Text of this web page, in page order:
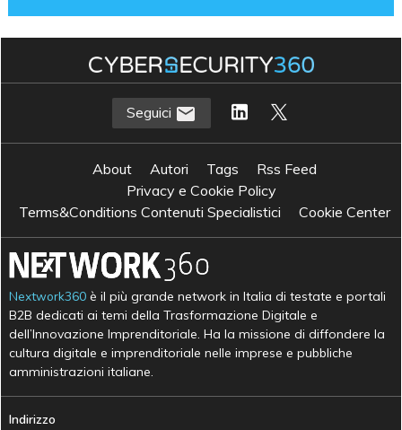
Seguici
About Autori Tags
Rss Feed
Privacy e Cookie Policy
Terms&Conditions Contenuti Specialistici
Cookie Center
Nextwork360 è il più grande network in Italia di testate e portali
B2B dedicati ai temi della Trasformazione Digitale e
dell’Innovazione Imprenditoriale. Ha la missione di diffondere la
cultura digitale e imprenditoriale nelle imprese e pubbliche
amministrazioni italiane.
Indirizzo